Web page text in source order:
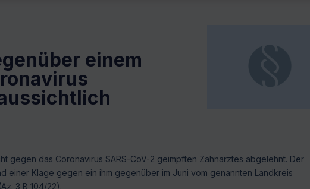
einem
gegen das Coronavirus SARS-CoV-2 geimpften Zahnarztes abgelehnt. Der
einer Klage gegen ein ihm gegenüber im Juni vom genannten Landkreis
3 B 104/22).